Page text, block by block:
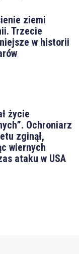
ziemi
Trzecie
w historii
życie
Ochroniarz
zginął,
wiernych
ataku w USA